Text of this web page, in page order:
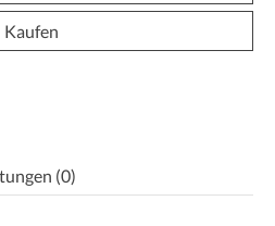
Kaufen
(0)